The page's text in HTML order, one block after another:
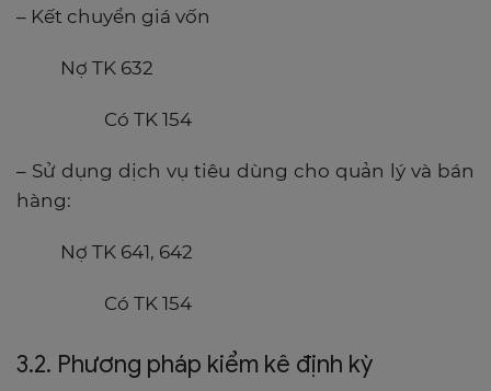
– Kết chuyển giá vốn
Nợ TK 632
Có TK 154​
– Sử dụng dịch vụ tiêu dùng cho quản lý và bán
hàng:
Nợ TK 641, 642
Có TK 154
3.2. Phương pháp kiểm kê định kỳ